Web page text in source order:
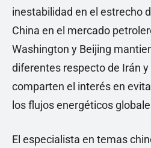
inestabilidad en el estrecho
China en el mercado
Washington y Beijing
diferentes respecto de Irán
comparten el interés en
los flujos energéticos
El especialista en temas